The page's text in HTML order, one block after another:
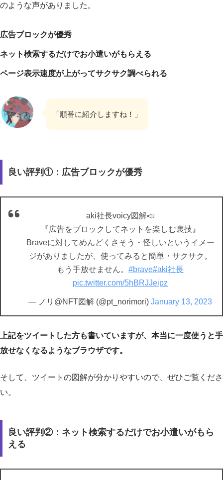
のような声がありました。
広告ブロックが優秀
ネット検索するだけでお小遣いがもらえる
ページ表示速度が上がってサクサク調べられる
「順番に紹介しますね！」
良い評判①：広告ブロックが優秀
aki社長voicy図解📣
『広告をブロックしてネットを楽しむ裏技』
Braveに対してめんどくさそう・怪しいというイメー
ジがありましたが、使ってみると簡単・サクサク。
もう手放せません。 #brave#aki社長
pic.twitter.com/5hBRJJeipz
— ノリ@NFT図解 (@pt_norimori) January 13, 2023
上記をツイートした方も書いていますが、本当に一度使うと手
放せなくなるようなブラウザです。
そして、ツイートの図解が分かりやすいので、ぜひご覧くださ
い。
良い評判②：ネット検索するだけでお小遣いがもら
える